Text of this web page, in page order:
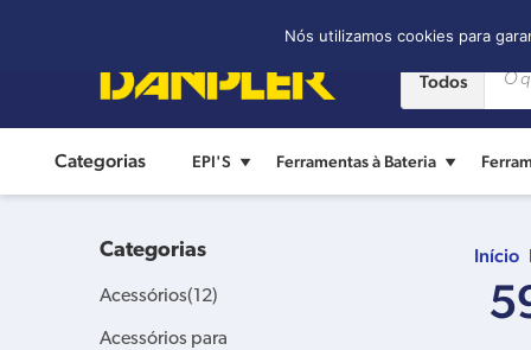
Todos
Categorias EPI'S Ferramentas à Bateria
Início
Categorias
Acessórios(12)
Acessórios para
Nós utilizamos cookies para